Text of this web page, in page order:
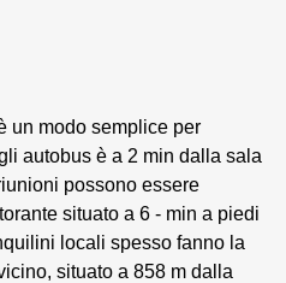
un modo semplice per
autobus è a 2 min dalla sala
possono essere
situato a 6 - min a piedi
locali spesso fanno la
situato a 858 m dalla